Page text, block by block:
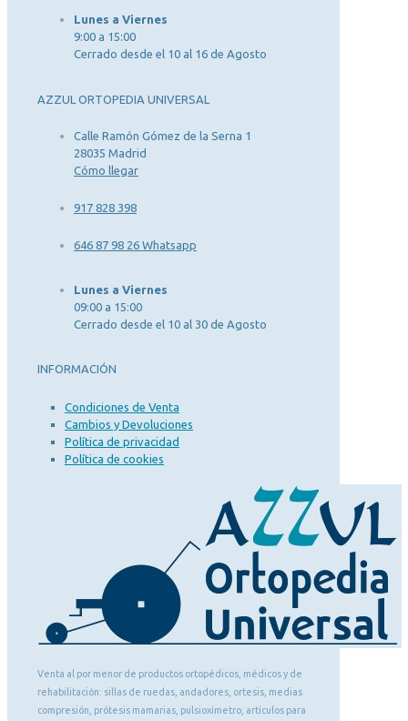
Lunes a Viernes
9:00 a 15:00
Cerrado desde el 10 al 16 de Agosto
AZZUL ORTOPEDIA UNIVERSAL
Calle Ramón Gómez de la Serna 1
28035 Madrid
Cómo llegar
917 828 398
646 87 98 26 Whatsapp
Lunes a Viernes
09:00 a 15:00
Cerrado desde el 10 al 30 de Agosto
INFORMACIÓN
Condiciones de Venta
Cambios y Devoluciones
Política de privacidad
Política de cookies
Venta al por menor de productos ortopédicos, médicos y de
rehabilitación: sillas de ruedas, andadores, ortesis, medias
compresión, prótesis mamarias, pulsioxímetro, artículos para